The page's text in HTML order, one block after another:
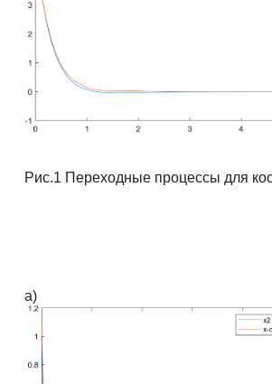
Рис.1 Переходные процессы для
а)